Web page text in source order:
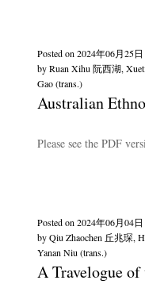
Australian
Posted on2024年06月25
byRuan Xihu 阮西湖,
Gao (trans.)
Please see the PDF
A Travelogue
Posted on2024年06月04
byQiu Zhaochen 丘兆琛,
Yanan Niu (trans.)